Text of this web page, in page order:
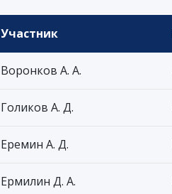
Участник
Воронков А. А.
Голиков А. Д.
Еремин А. Д.
Ермилин Д. А.